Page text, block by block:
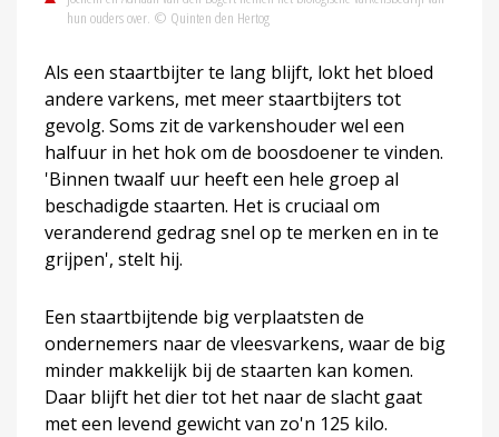
hun ouders over. © Quinten den Hertog
Als een staartbijter te lang blijft, lokt het bloed
andere varkens, met meer staartbijters tot
gevolg. Soms zit de varkenshouder wel een
halfuur in het hok om de boosdoener te vinden.
'Binnen twaalf uur heeft een hele groep al
beschadigde staarten. Het is cruciaal om
veranderend gedrag snel op te merken en in te
grijpen', stelt hij.
Een staartbijtende big verplaatsten de
ondernemers naar de vleesvarkens, waar de big
minder makkelijk bij de staarten kan komen.
Daar blijft het dier tot het naar de slacht gaat
met een levend gewicht van zo'n 125 kilo.